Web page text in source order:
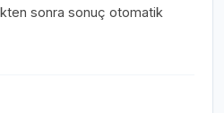
sonra sonuç otomatik